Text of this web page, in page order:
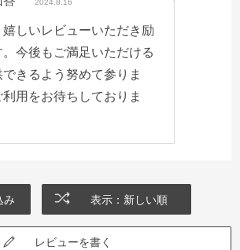
ないのでプレゼントにも喜ばれま
て売り切れては困る、と思いなが
てみました。
2024.8.16
嬉しいレビューいただき励
今後もご満足いただける
きるよう努めて参りま
用をお待ちしておりま
み 表示：新しい順
レビューを書く